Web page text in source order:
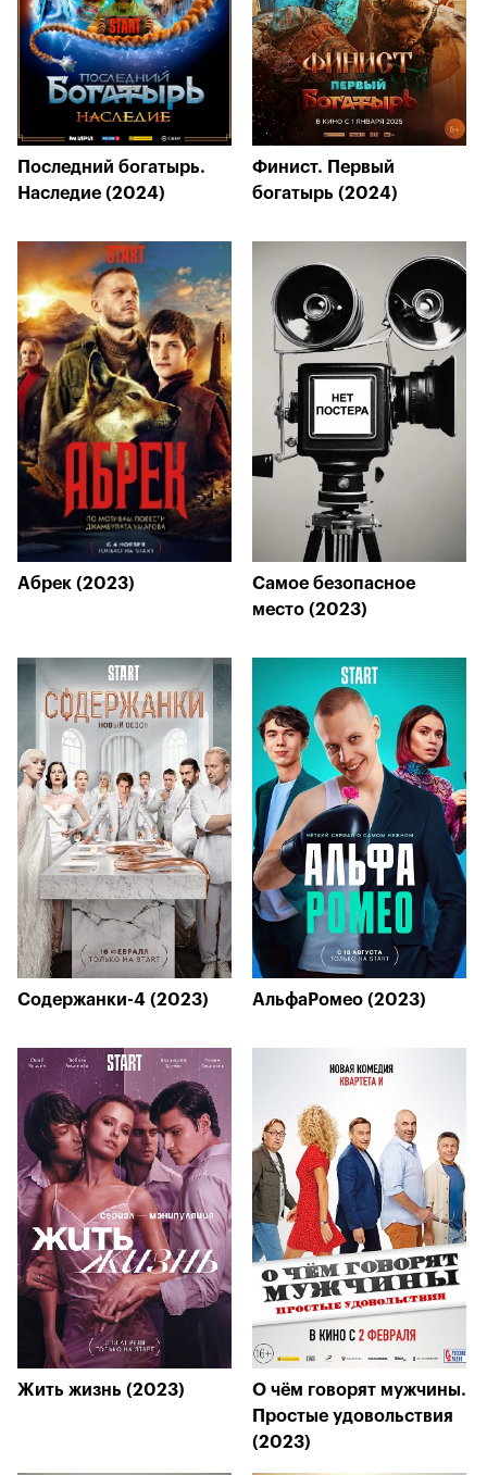
Последний богатырь.
Наследие (2024)
Финист. Первый
богатырь (2024)
Абрек (2023)
Самое безопасное
место (2023)
Содержанки-4 (2023) АльфаРомео (2023)
Жить жизнь (2023)
О чём говорят мужчины.
Простые удовольствия
(2023)